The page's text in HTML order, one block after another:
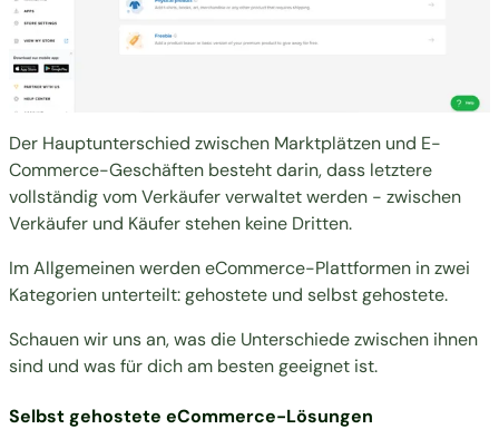
Der Hauptunterschied zwischen Marktplätzen und E-
Commerce-Geschäften besteht darin, dass letztere
vollständig vom Verkäufer verwaltet werden - zwischen
Verkäufer und Käufer stehen keine Dritten.
Im Allgemeinen werden eCommerce-Plattformen in zwei
Kategorien unterteilt: gehostete und selbst gehostete.
Schauen wir uns an, was die Unterschiede zwischen ihnen
sind und was für dich am besten geeignet ist.
Selbst gehostete eCommerce-Lösungen